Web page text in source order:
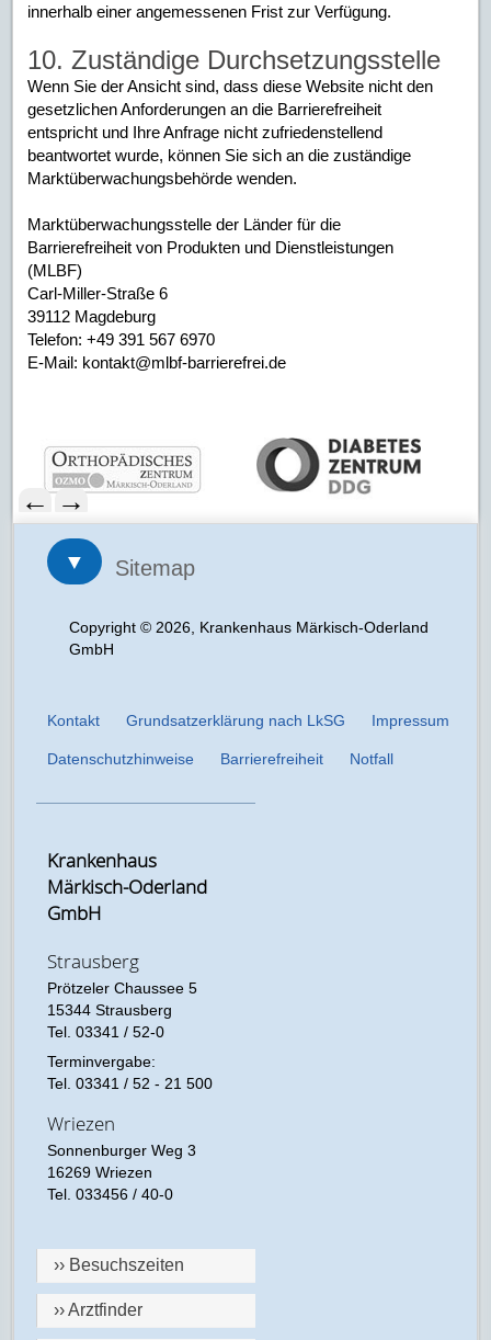
innerhalb einer angemessenen Frist zur Verfügung.
10. Zuständige Durchsetzungsstelle
Wenn Sie der Ansicht sind, dass diese Website nicht den
gesetzlichen Anforderungen an die Barrierefreiheit
entspricht und Ihre Anfrage nicht zufriedenstellend
beantwortet wurde, können Sie sich an die zuständige
Marktüberwachungsbehörde wenden.
Marktüberwachungsstelle der Länder für die
Barrierefreiheit von Produkten und Dienstleistungen
(MLBF)
Carl-Miller-Straße 6
39112 Magdeburg
Telefon: +49 391 567 6970
E-Mail: kontakt@mlbf-barrierefrei.de
→
←
▼ Sitemap
Copyright © 2026, Krankenhaus Märkisch-Oderland
GmbH
Kontakt Grundsatzerklärung nach LkSG Impressum
Datenschutzhinweise Barrierefreiheit Notfall
Krankenhaus
Märkisch-Oderland
GmbH
Strausberg
Prötzeler Chaussee 5
15344 Strausberg
Tel. 03341 / 52-0
Terminvergabe:
Tel. 03341 / 52 - 21 500
Wriezen
Sonnenburger Weg 3
16269 Wriezen
Tel. 033456 / 40-0
›› Besuchszeiten
›› Arztfinder